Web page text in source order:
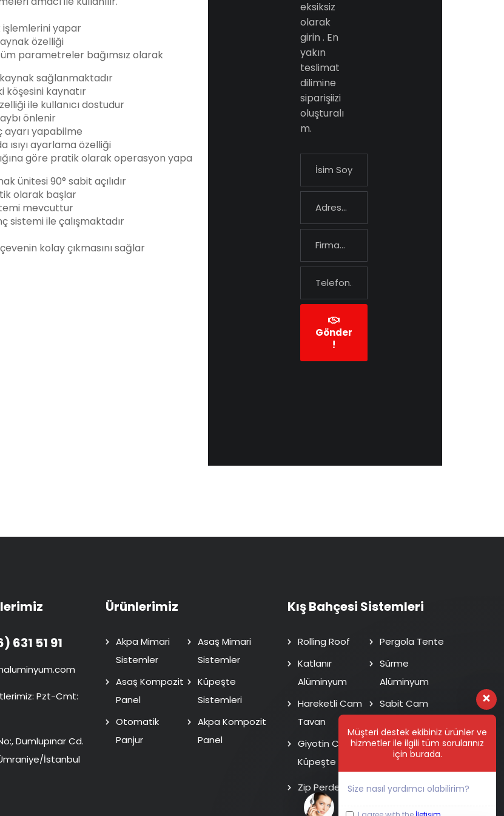
yapar
özelliği
parametreler bağımsız olarak
sağlanmaktadır
köşesini kaynatır
ile kullanıcı dostudur
önlenir
ayarı yapabilme
ısıyı ayarlama özelliği
göre pratik olarak operasyon yapa
ünitesi 90° sabit açılıdır
olarak başlar
mevcuttur
sistemi ile çalışmaktadır
kolay çıkmasını sağlar
eksiksiz
olarak
girin . En
yakın
teslimat
dilimine
siparişiizi
oluşturalı
m.
Gönder
!
631 51 91
Pzt-Cmt:
Dumlupınar Cd.
İstanbul
Ürünlerimiz
Akpa Mimari
Sistemler
Asaş Mimari
Sistemler
Asaş Kompozit
Panel
Küpeşte
Sistemleri
Otomatik
Panjur
Akpa Kompozit
Panel
Kış Bahçesi Sistemleri
Rolling Roof
Pergola Tente
Katlanır
Alüminyum
Sürme
Alüminyum
Hareketli Cam
Tavan
Sabit Cam
Giyotin Cam
Küpeşte
Isı Cam Sürme
Zip Perde
Müşteri destek ekibiniz ürünler ve
hizmetler ile ilgili tüm sorularınız
için burada.
Size nasıl yardımcı olabilirim?